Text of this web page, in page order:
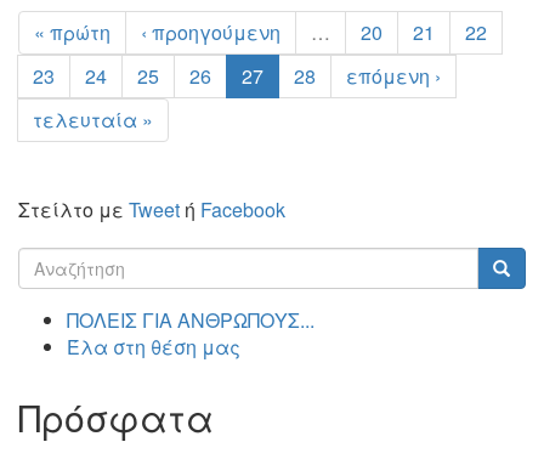
« πρώτη ‹ προηγούμενη … 20 21
22
23
24 25 26 27 28
επόμενη ›
τελευταία »
Στείλτο με Tweet ή Facebook
Φόρμα
αναζήτησης
ΠΟΛΕΙΣ ΓΙΑ ΑΝΘΡΩΠΟΥΣ...
Έλα στη θέση μας
Πρόσφατα